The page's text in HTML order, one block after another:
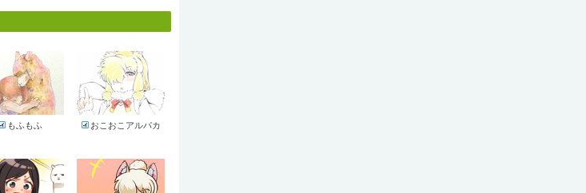
もふもふ おこおこアルパカ